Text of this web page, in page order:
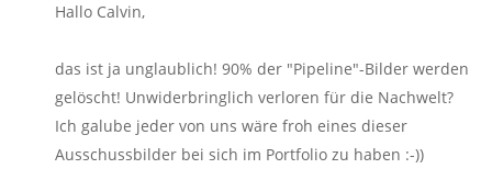
Hallo Calvin,
das ist ja unglaublich! 90% der "Pipeline"-Bilder werden
gelöscht! Unwiderbringlich verloren für die Nachwelt?
Ich galube jeder von uns wäre froh eines dieser
Ausschussbilder bei sich im Portfolio zu haben :-))